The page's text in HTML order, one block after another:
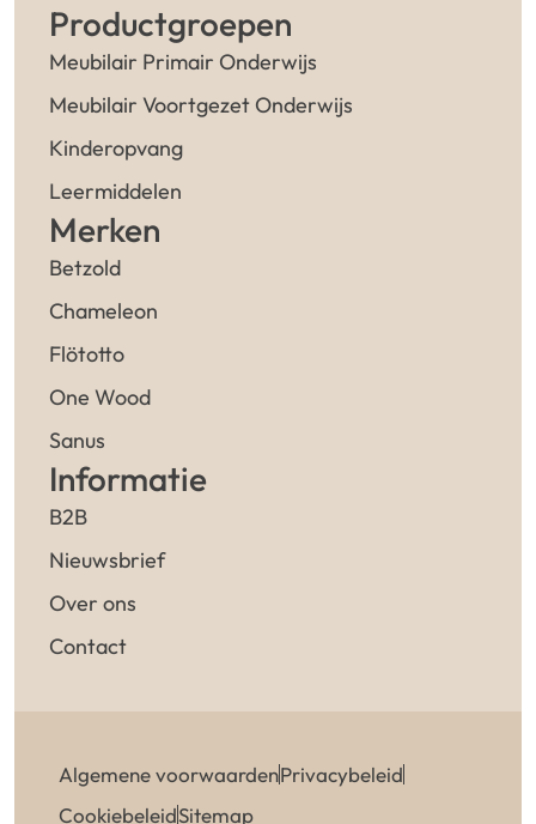
Productgroepen
Meubilair Primair Onderwijs
Meubilair Voortgezet Onderwijs
Kinderopvang
Leermiddelen
Merken
Betzold
Chameleon
Flötotto
One Wood
Sanus
Informatie
B2B
Nieuwsbrief
Over ons
Contact
Algemene voorwaardenPrivacybeleid
CookiebeleidSitemap